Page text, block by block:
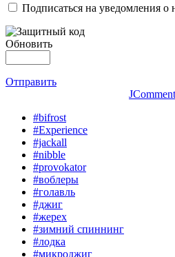
Подписаться на уведомления о
Обновить
Отправить
#bifrost
#Experience
#jackall
#nibble
#provokator
#воблеры
#голавль
#джиг
#жерех
#зимний спиннинг
#лодка
#микроджиг